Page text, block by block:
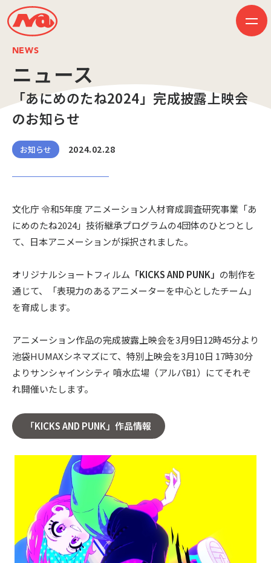
〒104-0061
HOME
ニュース
ビジネス
作品紹介
会社案内
創業50周年記念ページ
音楽配信
採用情報
NEWS
ニュース
「あにめのたね2024」完成披露上映会
のお知らせ
お知らせ 2024.02.28
文化庁 令和5年度 アニメーション人材育成調査研究事業「あ
にめのたね2024」技術継承プログラムの4団体のひとつとし
て、日本アニメーションが採択されました。
オリジナルショートフィルム 「KICKS AND PUNK」 の制作を
通じて、「表現力のあるアニメーターを中心としたチーム」
を育成します。
アニメーション作品の完成披露上映会を3月9日12時45分より
池袋HUMAXシネマズにて、特別上映会を3月10日 17時30分
よりサンシャインシティ 噴水広場（アルパB1）にてそれぞ
れ開催いたします。
「KICKS AND PUNK」作品情報